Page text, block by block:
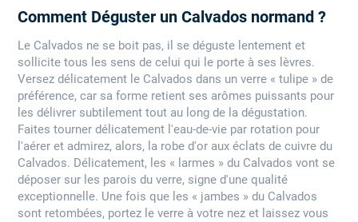
Comment Déguster un Calvados normand ?
Le Calvados ne se boit pas, il se déguste lentement et
sollicite tous les sens de celui qui le porte à ses lèvres.
Versez délicatement le Calvados dans un verre « tulipe » de
préférence, car sa forme retient ses arômes puissants pour
les délivrer subtilement tout au long de la dégustation.
Faites tourner délicatement l'eau-de-vie par rotation pour
l'aérer et admirez, alors, la robe d'or aux éclats de cuivre du
Calvados. Délicatement, les « larmes » du Calvados vont se
déposer sur les parois du verre, signe d'une qualité
exceptionnelle. Une fois que les « jambes » du Calvados
sont retombées, portez le verre à votre nez et laissez vous